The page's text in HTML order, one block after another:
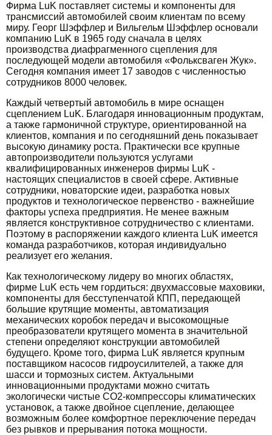
Фирма LuK поставляет системы и компоненты для
трансмиссий автомобилей своим клиентам по всему
миру. Георг Шэффлер и Вильгельм Шэффлер основали
компанию LuK в 1965 году сначала в целях
производства диафрагменного сцепления для
последующей модели автомобиля «Фольксваген Жук».
Сегодня компания имеет 17 заводов с численностью
сотрудников 8000 человек.
Каждый четвертый автомобиль в мире оснащен
сцеплением LuK. Благодаря инновационным продуктам,
а также гармоничной структуре, ориентированной на
клиентов, компания и по сегодняшний день показывает
высокую динамику роста. Практически все крупные
автопроизводители пользуются услугами
квалифицированных инженеров фирмы LuK -
настоящих специалистов в своей сфере. Активные
сотрудники, новаторские идеи, разработка новых
продуктов и технологическое первенство - важнейшие
факторы успеха предприятия. Не менее важным
является конструктивное сотрудничество с клиентами.
Поэтому в распоряжении каждого клиента LuK имеется
команда разработчиков, которая индивидуально
реализует его желания.
Как технологическому лидеру во многих областях,
фирме LuK есть чем гордиться: двухмассовые маховики,
компоненты для бесступенчатой КПП, передающей
большие крутящие моменты, автоматизация
механических коробок передач и высокомощные
преобразователи крутящего момента в значительной
степени определяют конструкции автомобилей
будущего. Кроме того, фирма LuK является крупным
поставщиком насосов гидроусилителей, а также для
шасси и тормозных систем. Актуальными
инновационными продуктами можно считать
экологически чистые CO2-компрессоры климатических
установок, а также двойное сцепление, делающее
возможным более комфортное переключение передач
без рывков и прерывания потока мощности.